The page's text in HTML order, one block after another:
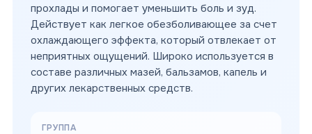
прохлады и помогает уменьшить боль и зуд.
Действует как легкое обезболивающее за счет
охлаждающего эффекта, который отвлекает от
неприятных ощущений. Широко используется в
составе различных мазей, бальзамов, капель и
других лекарственных средств.
ГРУППА